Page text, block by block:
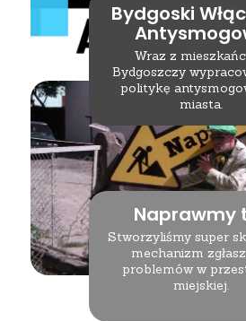
Bydgoski
Wraz z
Bydgoszczy
politykę
miasta.
Naprawmy
Stworzyliśmy super
mechanizm
problemów w
miejskiej.